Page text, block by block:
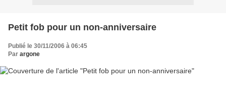
Petit fob pour un non-anniversaire
Publié le 30/11/2006 à 06:45
Par argone